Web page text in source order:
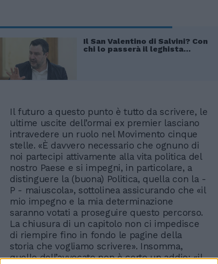
Il San Valentino di Salvini? Con
chi lo passerà il leghista...
Il futuro a questo punto è tutto da scrivere, le
ultime uscite dell’ormai ex premier lasciano
intravedere un ruolo nel Movimento cinque
stelle. «È davvero necessario che ognuno di
noi partecipi attivamente alla vita politica del
nostro Paese e si impegni, in particolare, a
distinguere la (buona) Politica, quella con la -
P - maiuscola», sottolinea assicurando che «il
mio impegno e la mia determinazione
saranno votati a proseguire questo percorso.
La chiusura di un capitolo non ci impedisce
di riempire fino in fondo le pagine della
storia che vogliamo scrivere». Insomma,
quello dell’avvocato non è certo un addio: «il